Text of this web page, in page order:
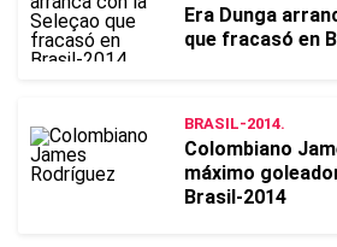
Era Dunga
que fracasó en
BRASIL-2014.
Colombiano
máximo
Brasil-2014